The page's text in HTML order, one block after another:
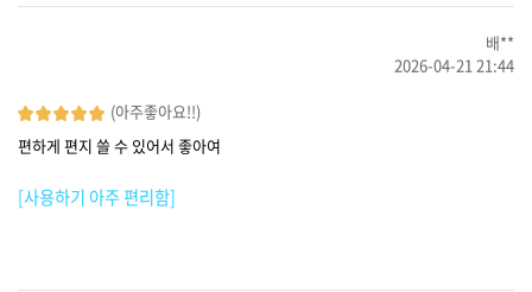
배**
2026-04-21 21:44
(아주좋아요!!)
편하게 편지 쓸 수 있어서 좋아여
[사용하기 아주 편리함]